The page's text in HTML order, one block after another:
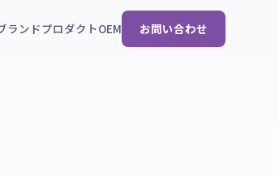
ランドプロダクトOEM お問い合わせ